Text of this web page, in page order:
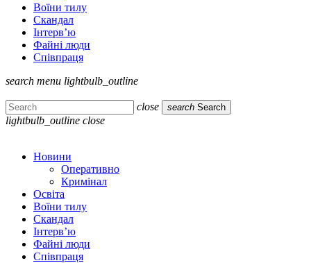
Воїни тилу
Скандал
Інтерв’ю
Файні люди
Співпраця
search menu lightbulb_outline
close search Search
lightbulb_outline close
Новини
Оперативно
Кримінал
Освіта
Воїни тилу
Скандал
Інтерв’ю
Файні люди
Співпраця